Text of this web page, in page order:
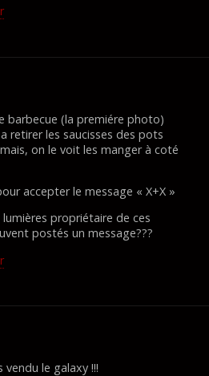
barbecue (la premiére photo)
retirer les saucisses des pots
on le voit les manger à coté
accepter le message « X+X »
propriétaire de ces
postés un message???
le galaxy !!!